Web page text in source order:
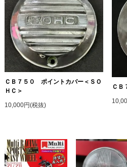
ＣＢ７５０ ポイントカバー＜ＳＯ
ＨＣ＞
10,000円(税抜)
ＣＢ